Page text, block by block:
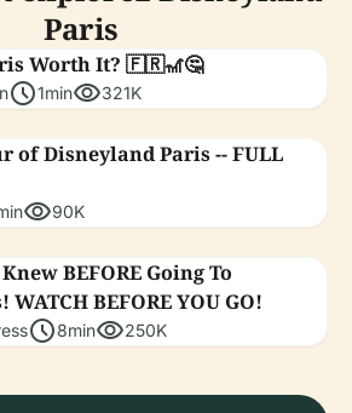
Paris
Worth It? 🇫🇷🎢🤔
schedule1minvisibility321K
of Disneyland Paris -- FULL
visibility90K
BEFORE Going To
BEFORE YOU GO!
schedule8minvisibility250K